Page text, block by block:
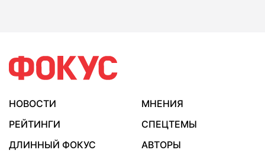
НОВОСТИ
МНЕНИЯ
РЕЙТИНГИ
СПЕЦТЕМЫ
ДЛИННЫЙ ФОКУС
АВТОРЫ